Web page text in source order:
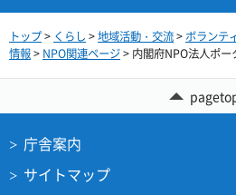
トップ> くらし >地域活動・交流> ボランテ
情報> NPO関連ページ> 内閣府NPO法人ポー
庁舎案内
サイトマップ